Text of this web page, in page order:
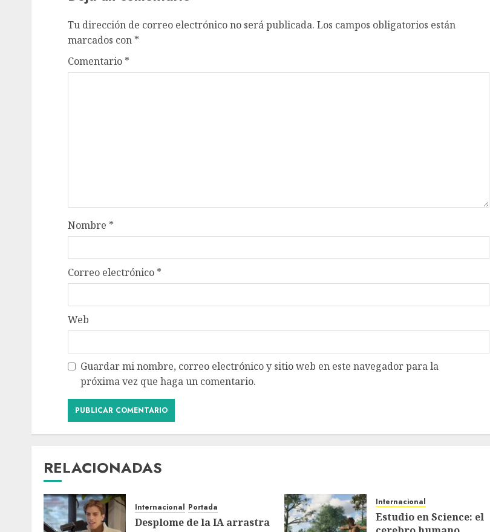
Tu dirección de correo electrónico no será publicada. Los campos obligatorios están
marcados con *
Comentario *
Nombre *
Correo electrónico *
Web
Guardar mi nombre, correo electrónico y sitio web en este navegador para la
próxima vez que haga un comentario.
RELACIONADAS
Internacional Portada
Desplome de la IA arrastra
Internacional
Estudio en Science: el